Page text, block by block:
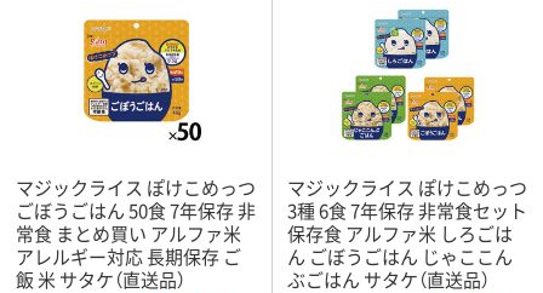
マジックライス ぽけこめっつ
ごぼうごはん 50食 7年保存 非
常食 まとめ買い アルファ米
アレルギー対応 長期保存 ご
飯 米 サタケ（直送品）
マジックライス ぽけこめっつ
3種 6食 7年保存 非常食セット
保存食 アルファ米 しろごは
ん ごぼうごはん じゃここん
ぶごはん サタケ（直送品）